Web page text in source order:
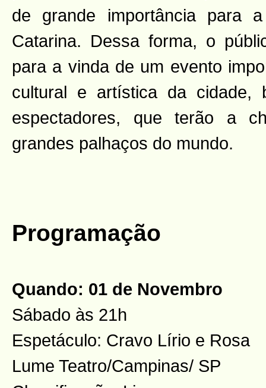
de grande importância para
Catarina. Dessa forma, o
para a vinda de um evento
cultural e artística da cidade,
espectadores, que terão a
grandes palhaços do mundo.
Programação
Quando: 01 de Novembro
Sábado às 21h
Espetáculo: Cravo Lírio e Rosa
Lume Teatro/Campinas/ SP